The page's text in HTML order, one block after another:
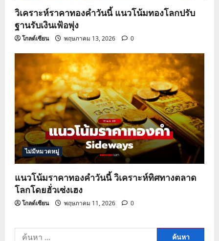
วิเคราะห์ราคาทองคำวันนี้ แนวโน้มทองโลกปรับ
ฐานรับเงินเฟ้อพุ่ง
โกลด์เซียน พฤษภาคม 13, 2026 0
ไม่มีหมวดหมู่
แนวโน้มราคาทองคำวันนี้ วิเคราะห์ทิศทางตลาด
โลกโดยฮั่วเซ่งเฮง
โกลด์เซียน พฤษภาคม 11, 2026 0
ค้นหา